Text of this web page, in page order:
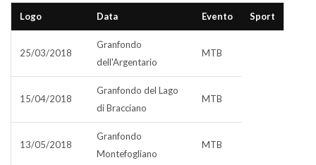
Logo Data Evento Sport
25/03/2018
Granfondo
dell'Argentario
MTB
15/04/2018
Granfondo del Lago
di Bracciano
MTB
13/05/2018
Granfondo
Montefogliano
MTB